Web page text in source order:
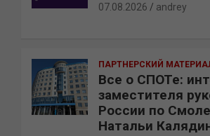
07.08.2026 andrey
ПАРТНЕРСКИЙ
Все о СПОТе:
заместителя
России по
Натальи